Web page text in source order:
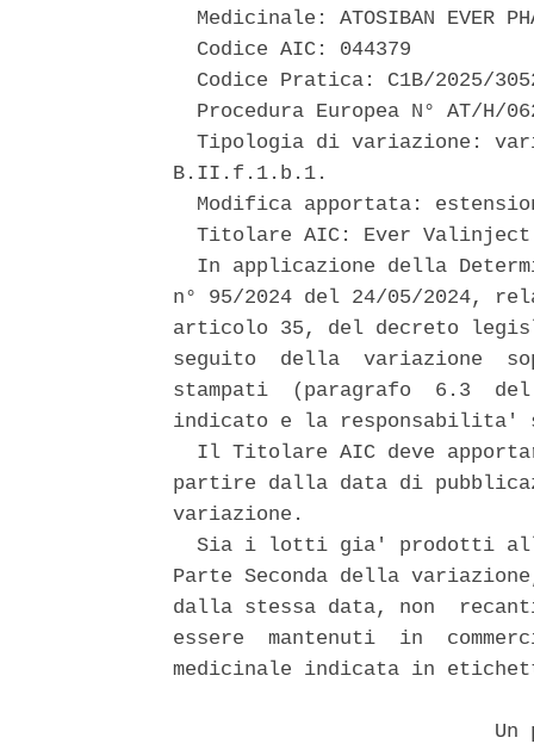
Medicinale: ATOSIBAN EVER
  Codice AIC: 044379
Codice Pratica: C1B/2025/
Procedura Europea N° AT/H/
Tipologia di variazione:
B.II.f.1.b.1.
Modifica apportata:
Titolare AIC: Ever
In applicazione della
n° 95/2024 del 24/05/2024,
articolo 35, del decreto
seguito  della  variazione
stampati  (paragrafo  6.3
indicato e la
Il Titolare AIC deve
partire dalla data di
variazione.
Sia i lotti gia' prodotti
Parte Seconda della
dalla stessa data, non
essere  mantenuti  in
medicinale indicata in
Un